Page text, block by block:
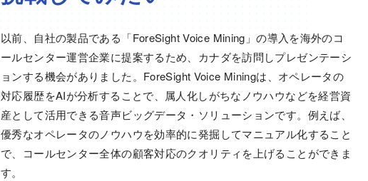
以前、自社の製品である「ForeSight Voice Mining」の導入を海外のコ
ールセンター運営企業に提案するため、カナダを訪問しプレゼンテーシ
ョンする機会がありました。ForeSight Voice Miningは、オペレータの
対応履歴をAIが分析することで、属人化しがちなノウハウなどを経営資
産として活用できる音声ビッグデータ・ソリューションです。例えば、
優秀なオペレータのノウハウを効率的に発掘してマニュアル化すること
で、コールセンター全体の顧客対応のクオリティを上げることができま
す。